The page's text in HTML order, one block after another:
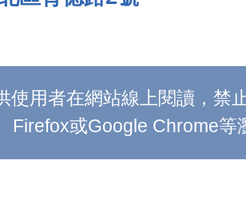
用者在網站線上閱讀，禁
或Google Chrome等